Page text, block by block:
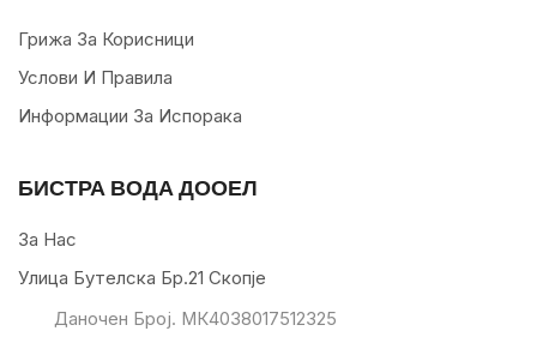
Грижа За Корисници
Услови И Правила
Информации За Испорака
БИСТРА ВОДА ДООЕЛ
За Нас
Улица Бутелска Бр.21 Скопје
Даночен Број. МК4038017512325